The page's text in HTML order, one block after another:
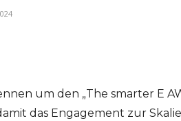
um den „The smarter E
das Engagement zur